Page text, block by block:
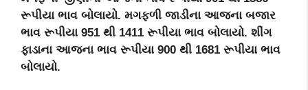
રૂપીયા ભાવ બોલાયો. મગફળી જાડીના આજના બજાર
ભાવ રૂપીયા 951 થી 1411 રૂપીયા ભાવ બોલાયો. શીંગ
ફાડાના આજના ભાવ રૂપીયા 900 થી 1681 રૂપીયા ભાવ
બોલાયો.